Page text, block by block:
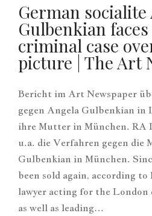
German socialite
Gulbenkian
criminal case
picture | The Art
Bericht im Art Newspaper
gegen Angela Gulbenkian in
ihre Mutter in München.
u.a. die Verfahren gegen die
Gulbenkian in München.
been sold again, according
lawyer acting for the London
as well as leading…